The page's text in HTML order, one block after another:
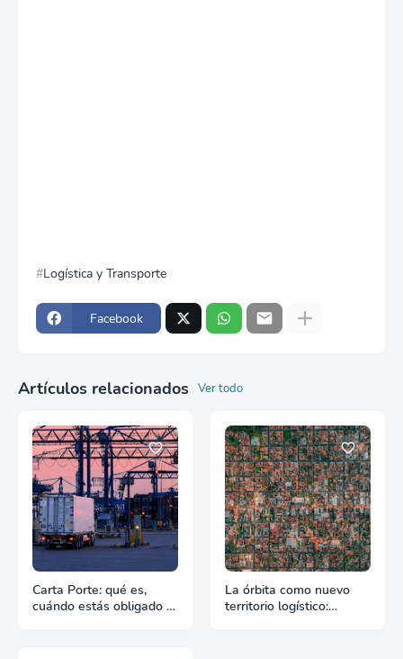
Logística y Transporte
Facebook
Artículos relacionados Ver todo
Carta Porte: qué es,
cuándo estás obligado y
La órbita como nuevo
territorio logístico: